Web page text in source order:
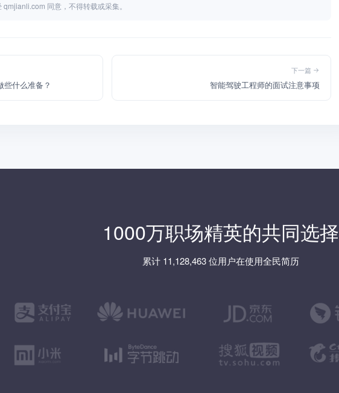
同意，不得转载或采集。
些什么准备？
下一篇
智能驾驶工程师的面试注意事项
1000万职场精英的共同选择
累计 11,128,463 位用户在使用全民简历